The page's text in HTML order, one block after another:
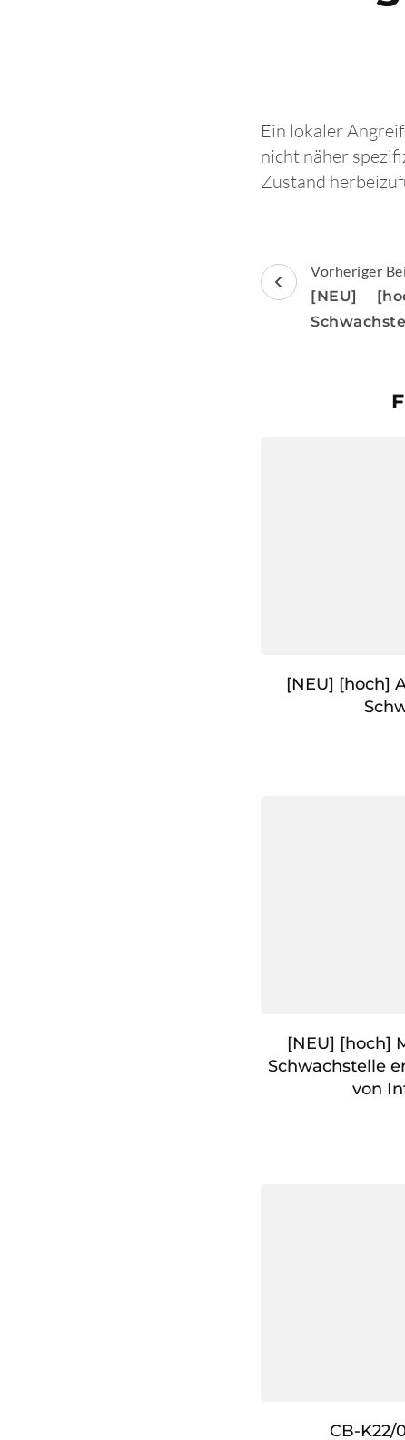
Ein lokaler
nicht näher
Zustand
Vorheriger
[NEU]
[NEU] [hoch]
[NEU] [hoch]
Schwachstelle
von
CB-K22/